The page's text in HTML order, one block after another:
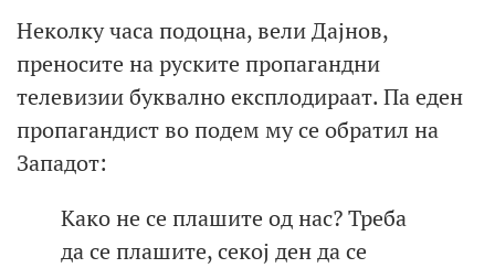
Неколку часа подоцна, вели Дајнов,
преносите на руските пропагандни
телевизии буквално експлодираат. Па еден
пропагандист во подем му се обратил на
Западот:
Како не се плашите од нас? Треба
да се плашите, секој ден да се